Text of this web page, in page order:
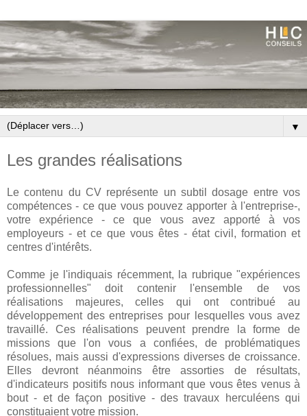
▼
Les grandes réalisations
Le contenu du CV représente un subtil dosage entre vos
compétences - ce que vous pouvez apporter à l'entreprise-,
votre expérience - ce que vous avez apporté à vos
employeurs - et ce que vous êtes - état civil, formation et
centres d'intérêts.
Comme je l'indiquais récemment, la rubrique "expériences
professionnelles" doit contenir l'ensemble de vos
réalisations majeures, celles qui ont contribué au
développement des entreprises pour lesquelles vous avez
travaillé. Ces réalisations peuvent prendre la forme de
missions que l'on vous a confiées, de problématiques
résolues, mais aussi d'expressions diverses de croissance.
Elles devront néanmoins être assorties de résultats,
d'indicateurs positifs nous informant que vous êtes venus à
bout - et de façon positive - des travaux herculéens qui
constituaient votre mission.